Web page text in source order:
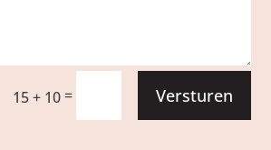
15 + 10= Versturen